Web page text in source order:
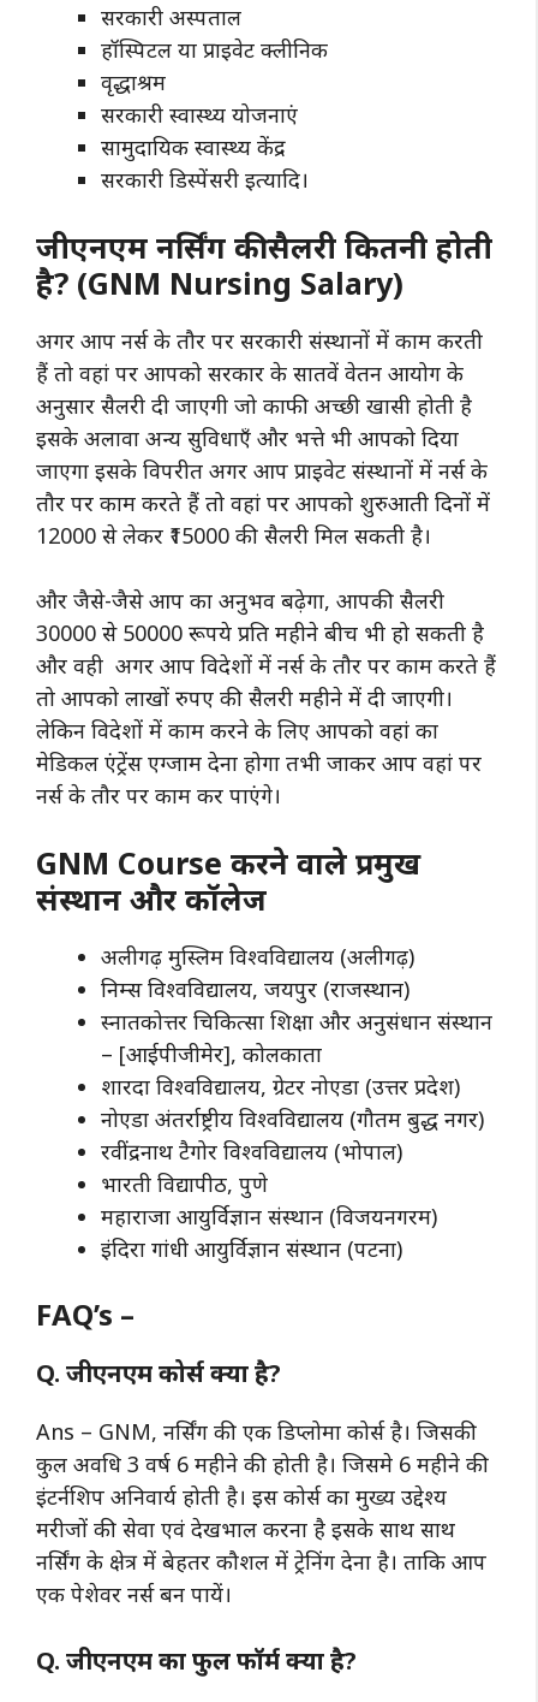
सरकारी अस्पताल
हॉस्पिटल या प्राइवेट क्लीनिक
वृद्धाश्रम
सरकारी स्वास्थ्य योजनाएं
सामुदायिक स्वास्थ्य केंद्र
सरकारी डिस्पेंसरी इत्यादि।
जीएनएम नर्सिंग की सैलरी कितनी होती
है? (GNM Nursing Salary)
अगर आप नर्स के तौर पर सरकारी संस्थानों में काम करती
हैं तो वहां पर आपको सरकार के सातवें वेतन आयोग के
अनुसार सैलरी दी जाएगी जो काफी अच्छी खासी होती है
इसके अलावा अन्य सुविधाएँ और भत्ते भी आपको दिया
जाएगा इसके विपरीत अगर आप प्राइवेट संस्थानों में नर्स के
तौर पर काम करते हैं तो वहां पर आपको शुरुआती दिनों में
12000 से लेकर ₹15000 की सैलरी मिल सकती है।
और जैसे-जैसे आप का अनुभव बढ़ेगा, आपकी सैलरी
30000 से 50000 रूपये प्रति महीने बीच भी हो सकती है
और वही अगर आप विदेशों में नर्स के तौर पर काम करते हैं
तो आपको लाखों रुपए की सैलरी महीने में दी जाएगी।
लेकिन विदेशों में काम करने के लिए आपको वहां का
मेडिकल एंट्रेंस एग्जाम देना होगा तभी जाकर आप वहां पर
नर्स के तौर पर काम कर पाएंगे।
GNM Course करने वाले प्रमुख
संस्थान और कॉलेज
अलीगढ़ मुस्लिम विश्वविद्यालय (अलीगढ़)
निम्स विश्वविद्यालय, जयपुर (राजस्थान)
स्नातकोत्तर चिकित्सा शिक्षा और अनुसंधान संस्थान
– [आईपीजीमेर], कोलकाता
शारदा विश्वविद्यालय, ग्रेटर नोएडा (उत्तर प्रदेश)
नोएडा अंतर्राष्ट्रीय विश्वविद्यालय (गौतम बुद्ध नगर)
रवींद्रनाथ टैगोर विश्वविद्यालय (भोपाल)
भारती विद्यापीठ, पुणे
महाराजा आयुर्विज्ञान संस्थान (विजयनगरम)
इंदिरा गांधी आयुर्विज्ञान संस्थान (पटना)
FAQ’s –
Q. जीएनएम कोर्स क्या है?
Ans – GNM, नर्सिंग की एक डिप्लोमा कोर्स है। जिसकी
कुल अवधि 3 वर्ष 6 महीने की होती है। जिसमे 6 महीने की
इंटर्नशिप अनिवार्य होती है। इस कोर्स का मुख्य उद्देश्य
मरीजों की सेवा एवं देखभाल करना है इसके साथ साथ
नर्सिंग के क्षेत्र में बेहतर कौशल में ट्रेनिंग देना है। ताकि आप
एक पेशेवर नर्स बन पायें।
Q. जीएनएम का फुल फॉर्म क्या है?